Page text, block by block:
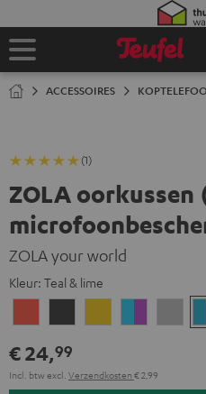
Home
ACCESSOIRES
(1)
ZOLA oorkussen
ZOLA your world
Kleur: Teal & lime
red
Gray
Amber
gray
€ 24,99
Incl. btwexcl. Verzendkosten € 2,99